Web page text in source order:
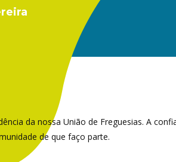
da nossa União de Freguesias. A
de que faço parte.